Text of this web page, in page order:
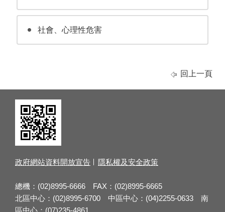
社會、心理性危害
回上一頁
政府網站資料開放宣告 隱私權及安全政策
總機：(02)8995-6666 FAX：(02)8995-6665
北區中心：(02)8995-6700 中區中心：(04)2255-0633 南
區中心：(07)235-4861